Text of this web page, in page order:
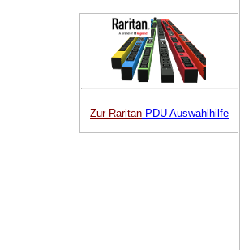
Zur Raritan PDU Auswahlhilfe